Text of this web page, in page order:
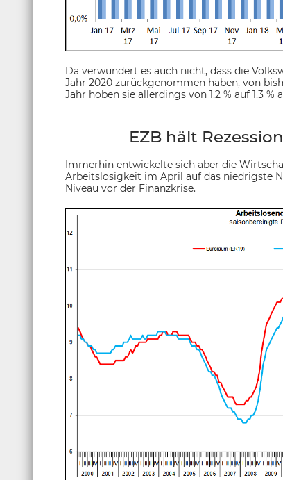
Da verwundert es auch nicht, dass die
Jahr 2020 zurückgenommen haben, von
Jahr hoben sie allerdings von 1,2 % auf 1,3 %
EZB hält
Immerhin entwickelte sich aber die
Arbeitslosigkeit im April auf das niedrigste
Niveau vor der Finanzkrise.